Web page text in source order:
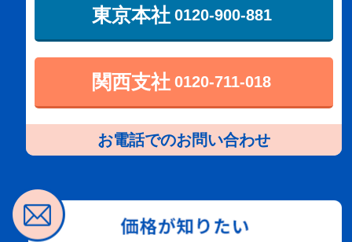
東京本社 0120-900-881
関西支社 0120-711-018
お電話でのお問い合わせ